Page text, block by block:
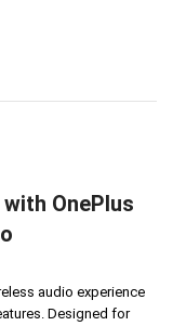
OnePlus
audio experience
Designed for